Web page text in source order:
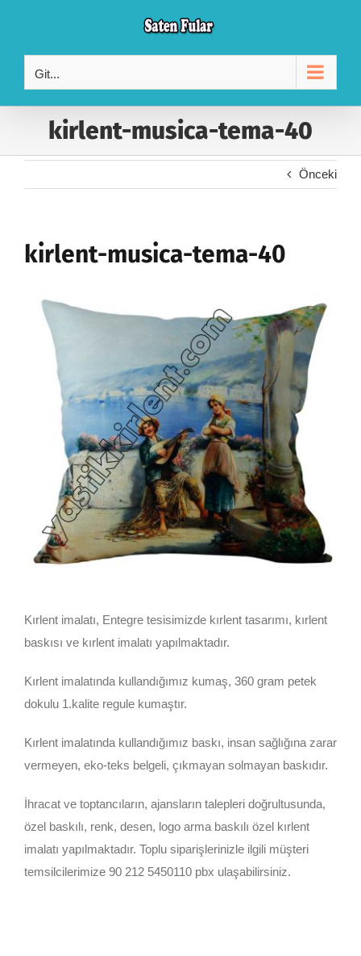
content
Git...
kirlent-musica-tema-40
Önceki
kirlent-musica-tema-40
Kırlent imalatı, Entegre tesisimizde kırlent tasarımı, kırlent
baskısı ve kırlent imalatı yapılmaktadır.
Kırlent imalatında kullandığımız kumaş, 360 gram petek
dokulu 1.kalite regule kumaştır.
Kırlent imalatında kullandığımız baskı, insan sağlığına zarar
vermeyen, eko-teks belgeli, çıkmayan solmayan baskıdır.
İhracat ve toptancıların, ajansların talepleri doğrultusunda,
özel baskılı, renk, desen, logo arma baskılı özel kırlent
imalatı yapılmaktadır. Toplu siparişlerinizle ilgili müşteri
temsilcilerimize 90 212 5450110 pbx ulaşabilirsiniz.